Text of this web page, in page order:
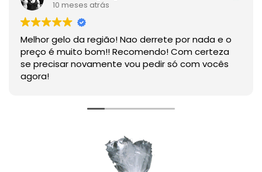
10 meses atrás
Melhor gelo da região! Nao derrete por nada e o
preço é muito bom!! Recomendo! Com certeza
se precisar novamente vou pedir só com vocês
agora!